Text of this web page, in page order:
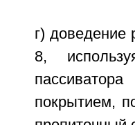
г) доведение
8,
покрытием,